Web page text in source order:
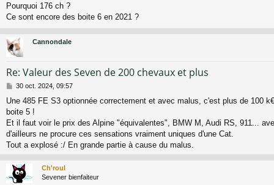
s
s
g
e
Pourquoi 176 ch ?
Ce sont encore des boite 6 en 2021 ?
Cannondale
Re: Valeur des Seven de 200 chevaux et plus
M
s
s
a
g
30 oct. 2024, 09:57
Une 485 FE S3 optionnée correctement et avec malus, c'est plus de 100
boite 5 !
Et il faut voir le prix des Alpine "équivalentes", BMW M, Audi RS, 911...
d'ailleurs ne procure ces sensations vraiment uniques d'une Cat.
Tout a explosé :/ En grande partie à cause du malus.
Ch'roul
Sevener bienfaiteur